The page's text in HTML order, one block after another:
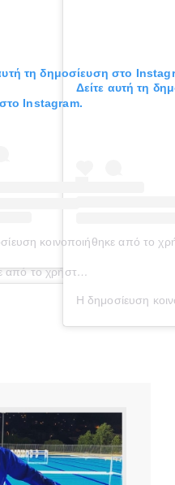
Instagram.
από το χρήστη Physio-center
τη δημοσίευση στο
κοινοποιήθηκε από το
Δείτε αυτή τη
Η δημοσίευση